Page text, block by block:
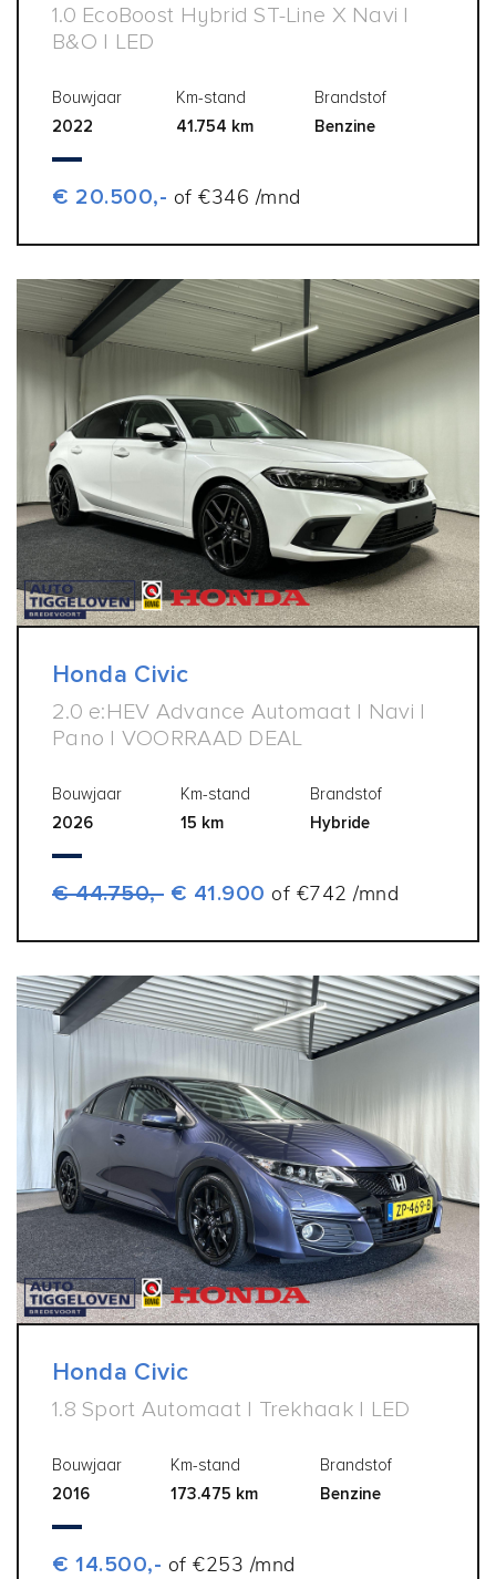
1.0 EcoBoost Hybrid ST-Line X Navi |
B&O | LED
Bouwjaar
2022
Km-stand
41.754 km
Brandstof
Benzine
€ 20.500,- of €346 /mnd
Honda Civic
2.0 e:HEV Advance Automaat | Navi |
Pano | VOORRAAD DEAL
Bouwjaar
2026
Km-stand
15 km
Brandstof
Hybride
€ 44.750,- € 41.900 of €742 /mnd
Honda Civic
1.8 Sport Automaat | Trekhaak | LED
Bouwjaar
2016
Km-stand
173.475 km
Brandstof
Benzine
€ 14.500,- of €253 /mnd